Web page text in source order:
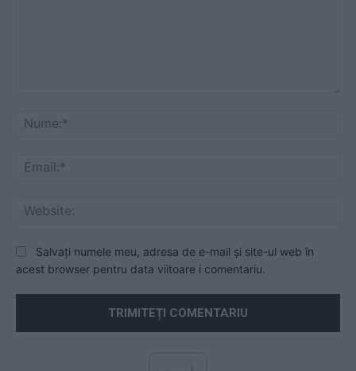
Salvați numele meu, adresa de e-mail și site-ul web în
acest browser pentru data viitoare i comentariu.